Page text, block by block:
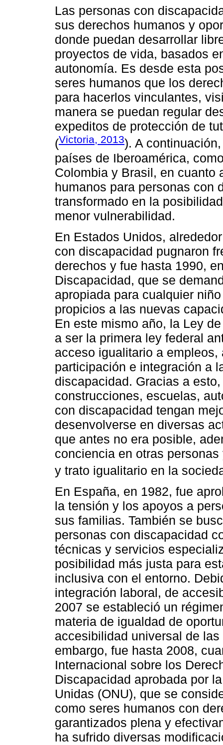
Las personas con
sus derechos humanos y
donde puedan desarrollar
proyectos de vida, basados
autonomía. Es desde esta
seres humanos que los
para hacerlos vinculantes,
manera se puedan regular
expeditos de protección de
(Victoria, 2013). A
países de Iberoamérica,
Colombia y Brasil, en cuanto
humanos para personas con
transformado en la
menor vulnerabilidad.
En Estados Unidos,
con discapacidad pugnaron
derechos y fue hasta 1990,
Discapacidad, que se
apropiada para cualquier
propicios a las nuevas
En este mismo año, la Ley
a ser la primera ley federal
acceso igualitario a
participación e integración a
discapacidad. Gracias a
construcciones, escuelas,
con discapacidad tengan
desenvolverse en diversas
que antes no era posible,
conciencia en otras
y trato igualitario en la
En España, en 1982, fue
la tensión y los apoyos a
sus familias. También se
personas con discapacidad
técnicas y servicios
posibilidad más justa para
inclusiva con el entorno.
integración laboral, de
2007 se estableció un
materia de igualdad de
accesibilidad universal de
embargo, fue hasta 2008,
Internacional sobre los
Discapacidad aprobada por
Unidas (ONU), que se
como seres humanos con
garantizados plena y
ha sufrido diversas